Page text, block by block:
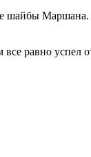
шайбы
равно успел